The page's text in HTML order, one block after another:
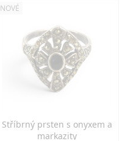
NOVÉ
Stříbrný prsten s onyxem a
markazity